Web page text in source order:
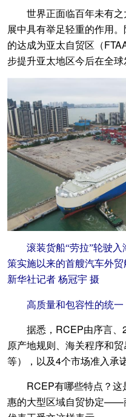
世界正面临百年未有之
展中具有举足轻重的作用
的达成为亚太自贸区（
步提升亚太地区今后在全球
滚装货船“劳拉”轮驶入
策实施以来的首艘汽车外贸
新华社记者 杨冠宇 摄
高质量和包容性的统一
据悉，RCEP由序言、
原产地规则、海关程序和
等），以及4个市场准入承
RCEP有哪些特点？这
惠的大型区域自贸协定——